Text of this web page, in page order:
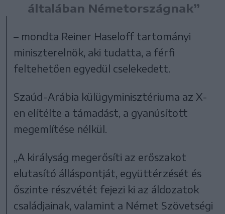
általában Németországnak”
– mondta Reiner Haseloff tartományi
miniszterelnök, aki tudatta, a férfi
feltehetően egyedül cselekedett.
Szaúd-Arábia külügyminisztériuma az X-
en elítélte a támadást, a gyanúsított
megemlítése nélkül.
„A királyság megerősíti az erőszakot
elutasító álláspontját, együttérzését és
őszinte részvétét fejezi ki az áldozatok
családjainak, valamint a Német Szövetségi